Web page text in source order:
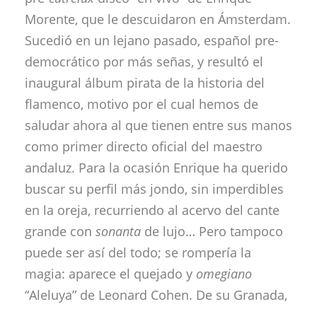
Morente, que le descuidaron en Ámsterdam.
Sucedió en un lejano pasado, español pre-
democrático por más señas, y resultó el
inaugural álbum pirata de la historia del
flamenco, motivo por el cual hemos de
saludar ahora al que tienen entre sus manos
como primer directo oficial del maestro
andaluz. Para la ocasión Enrique ha querido
buscar su perfil más jondo, sin imperdibles
en la oreja, recurriendo al acervo del cante
grande con sonanta de lujo… Pero tampoco
puede ser así del todo; se rompería la
magia: aparece el quejado y omegiano
“Aleluya” de Leonard Cohen. De su Granada,